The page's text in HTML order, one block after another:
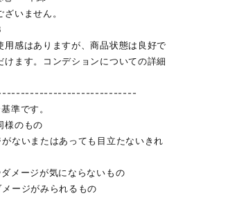
いません。
感はありますが、商品状態は良好で
ます。コンデションについての詳細
準です。
様のもの
ないまたはあっても目立たないきれ
メージが気にならないもの
メージがみられるもの